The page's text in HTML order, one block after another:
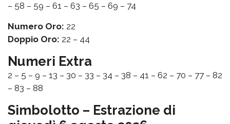
– 58 – 59 – 61 – 63 – 65 – 69 – 74
Numero Oro: 22
Doppio Oro: 22 – 44
Numeri Extra
2 – 5 – 9 – 13 – 30 – 33 – 34 – 38 – 41 – 62 – 70 – 77 – 82
– 83 – 88
Simbolotto – Estrazione di